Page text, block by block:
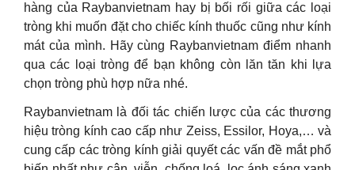
hàng của Raybanvietnam hay bị bối rối giữa các loại
tròng khi muốn đặt cho chiếc kính thuốc cũng như kính
mát của mình. Hãy cùng Raybanvietnam điểm nhanh
qua các loại tròng để bạn không còn lăn tăn khi lựa
chọn tròng phù hợp nữa nhé.
Raybanvietnam là đối tác chiến lược của các thương
hiệu tròng kính cao cấp như Zeiss, Essilor, Hoya,… và
cung cấp các tròng kính giải quyết các vấn đề mắt phổ